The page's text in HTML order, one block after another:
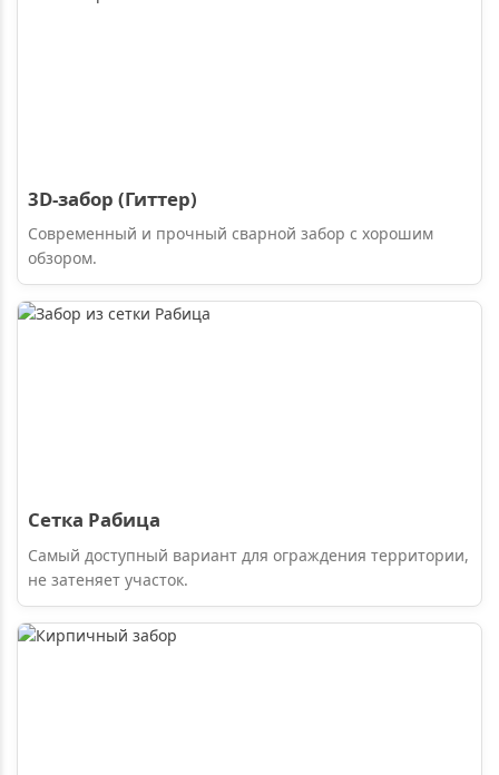
3D-забор (Гиттер)
Современный и прочный сварной забор с хорошим
обзором.
Сетка Рабица
Самый доступный вариант для ограждения территории,
не затеняет участок.